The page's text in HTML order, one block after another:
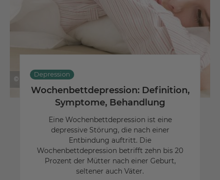
© elenarostunova - Fotolia
Depression
Wochenbettdepression: Definition,
Symptome, Behandlung
Eine Wochenbettdepression ist eine
depressive Störung, die nach einer
Entbindung auftritt. Die
Wochenbettdepression betrifft zehn bis 20
Prozent der Mütter nach einer Geburt,
seltener auch Väter.